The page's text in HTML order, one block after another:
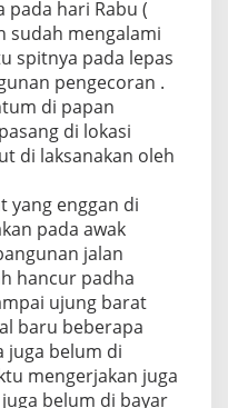
pada hari Rabu (
sudah mengalami
spitnya pada lepas
pengecoran .
di papan
di lokasi
di laksanakan oleh
yang enggan di
pada awak
jalan
hancur padha
ujung barat
baru beberapa
juga belum di
mengerjakan juga
belum di bayar